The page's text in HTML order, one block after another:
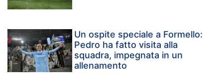
Un ospite speciale a Formello:
Pedro ha fatto visita alla
squadra, impegnata in un
allenamento